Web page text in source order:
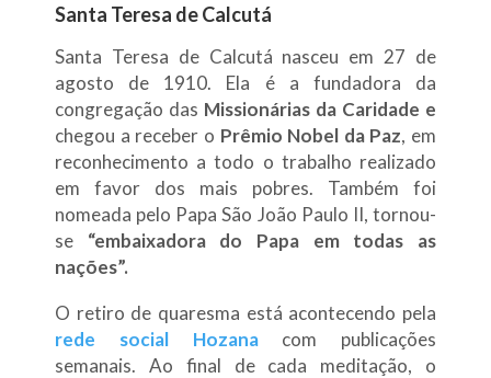
Santa Teresa de Calcutá
Santa Teresa de Calcutá nasceu em 27 de
agosto de 1910. Ela é a fundadora da
congregação das Missionárias da Caridade e
chegou a receber o Prêmio Nobel da Paz, em
reconhecimento a todo o trabalho realizado
em favor dos mais pobres. Também foi
nomeada pelo Papa São João Paulo II, tornou-
se “embaixadora do Papa em todas as
nações”.
O retiro de quaresma está acontecendo pela
rede social Hozanacom publicações
semanais. Ao final de cada meditação, o